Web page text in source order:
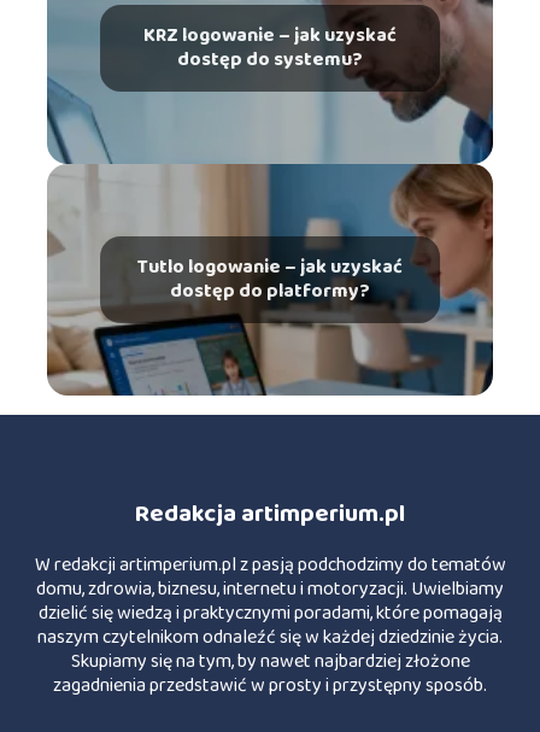
KRZ logowanie – jak uzyskać
dostęp do systemu?
Tutlo logowanie – jak uzyskać
dostęp do platformy?
Redakcja artimperium.pl
W redakcji artimperium.pl z pasją podchodzimy do tematów
domu, zdrowia, biznesu, internetu i motoryzacji. Uwielbiamy
dzielić się wiedzą i praktycznymi poradami, które pomagają
naszym czytelnikom odnaleźć się w każdej dziedzinie życia.
Skupiamy się na tym, by nawet najbardziej złożone
zagadnienia przedstawić w prosty i przystępny sposób.